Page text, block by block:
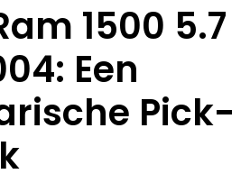
1500 5.7
Een
Pick-